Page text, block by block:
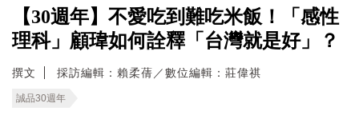
【30週年】不愛吃到難吃米飯！「感性
理科」顧瑋如何詮釋「台灣就是好」？
撰文 採訪編輯：賴柔蒨／數位編輯：莊偉祺
誠品30週年